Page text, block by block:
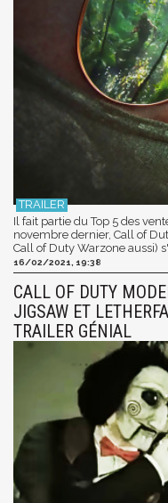
Il fait partie du Top 5 des
novembre dernier, Call of
Call of Duty Warzone aussi)
16/02/2021, 19:38
CALL OF DUTY
JIGSAW ET
TRAILER GÉNIAL